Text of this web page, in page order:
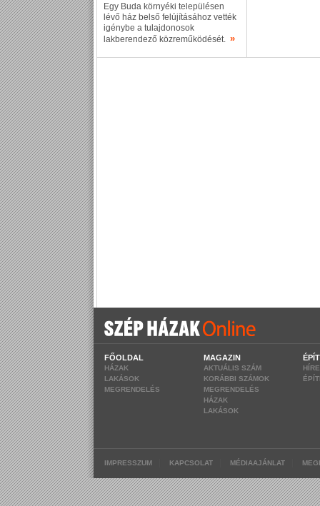
Egy Buda környéki településen
lévő ház belső felújításához vették
igénybe a tulajdonosok
lakberendező közreműködését. »
FŐOLDAL
HÁZAK
LAKÁSOK
MEGRENDELÉS
MAGAZIN
AKTUÁLIS SZÁM
KORÁBBI SZÁMOK
MEGRENDELÉS
HÁZAK
LAKÁSOK
IMPRESSZUM KAPCSOLAT MÉDIAAJÁNLAT